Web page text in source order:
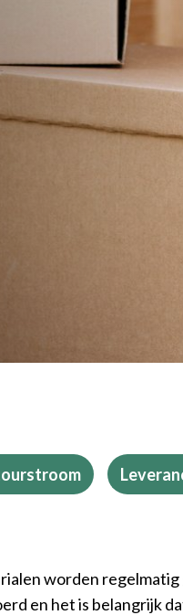
worden
en het is belangrijk